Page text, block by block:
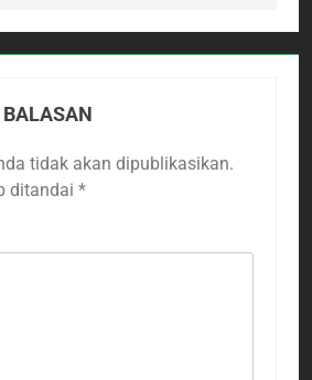
tidak akan dipublikasikan.
ditandai *